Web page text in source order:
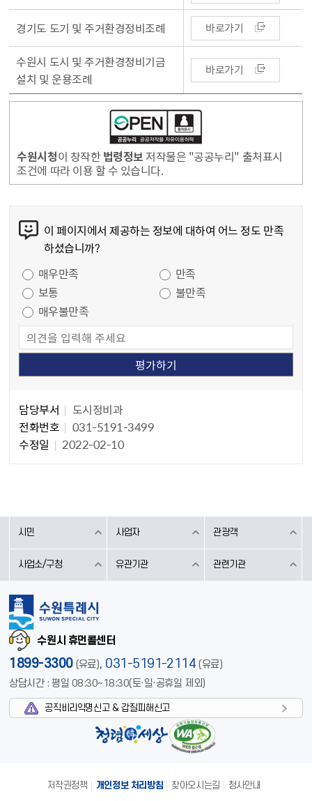
경기도 도기 및 주거환경정비조례 바로가기
수원시 도시 및 주거환경정비기금
설치 및 운용조례
바로가기
수원시청이 창작한 법령정보 저작물은 "공공누리" 출처표시
조건에 따라 이용 할 수 있습니다.
이 페이지에서 제공하는 정보에 대하여 어느 정도 만족
하셨습니까?
매우만족
만족
보통
불만족
매우불만족
담당부서
도시정비과
전화번호
031-5191-3499
수정일
2022-02-10
시민 사업자 관광객
사업소/구청 유관기관 관련기관
수원시 휴먼콜센터
1899-3300 (유료), 031-5191-2114 (유료)
상담시간 : 평일 08:30~18:30(토·일·공휴일 제외)
공직비리익명신고 & 갑질피해신고
저작권정책 개인정보 처리방침 찾아오시는길 청사안내